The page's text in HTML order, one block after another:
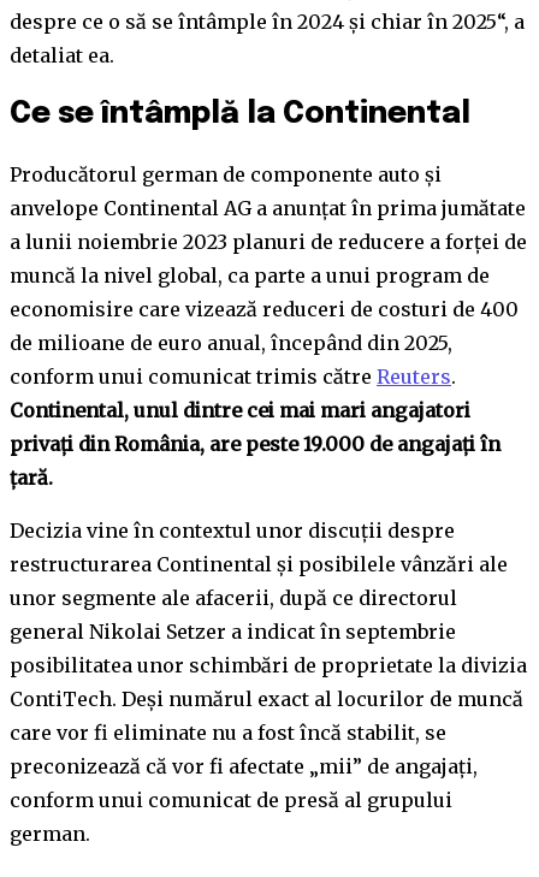
despre ce o să se întâmple în 2024 și chiar în 2025“, a
detaliat ea.
Ce se întâmplă la Continental
Producătorul german de componente auto și
anvelope Continental AG a anunțat în prima jumătate
a lunii noiembrie 2023 planuri de reducere a forței de
muncă la nivel global, ca parte a unui program de
economisire care vizează reduceri de costuri de 400
de milioane de euro anual, începând din 2025,
conform unui comunicat trimis către Reuters.
Continental, unul dintre cei mai mari angajatori
privați din România, are peste 19.000 de angajați în
țară.
Decizia vine în contextul unor discuții despre
restructurarea Continental și posibilele vânzări ale
unor segmente ale afacerii, după ce directorul
general Nikolai Setzer a indicat în septembrie
posibilitatea unor schimbări de proprietate la divizia
ContiTech. Deși numărul exact al locurilor de muncă
care vor fi eliminate nu a fost încă stabilit, se
preconizează că vor fi afectate „mii” de angajați,
conform unui comunicat de presă al grupului
german.